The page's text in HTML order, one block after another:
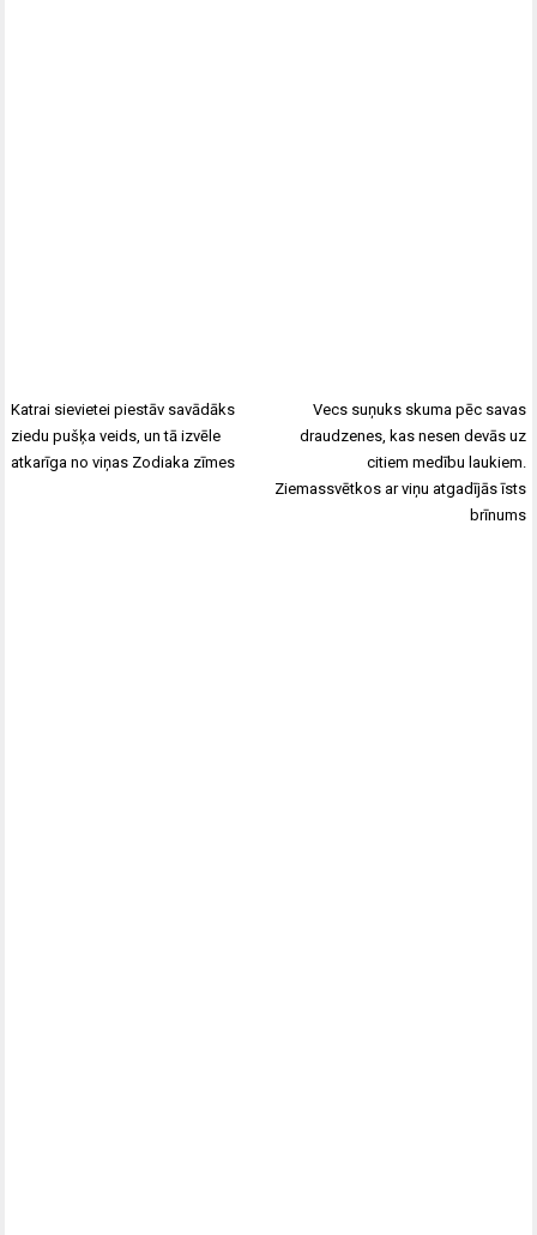
Katrai sievietei piestāv savādāks
ziedu pušķa veids, un tā izvēle
atkarīga no viņas Zodiaka zīmes
Vecs suņuks skuma pēc savas
draudzenes, kas nesen devās uz
citiem medību laukiem.
Ziemassvētkos ar viņu atgadījās īsts
brīnums